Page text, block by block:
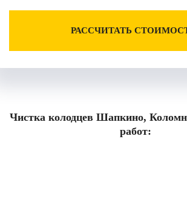
РАССЧИТАТЬ
Чистка колодцев Шапкино,
работ: